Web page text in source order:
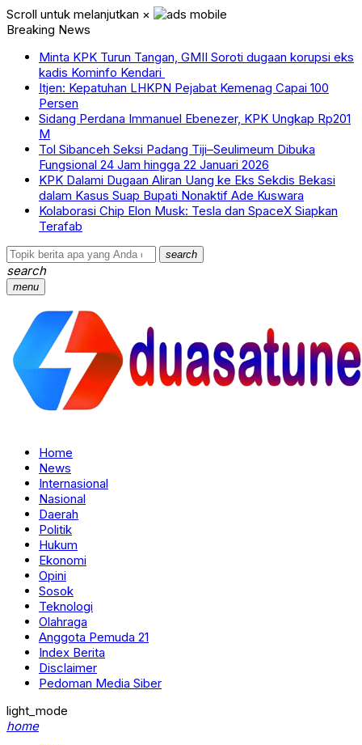
Scroll untuk melanjutkan ×
Breaking News
Minta KPK Turun Tangan, GMII Soroti dugaan korupsi eks
kadis Kominfo Kendari
Itjen: Kepatuhan LHKPN Pejabat Kemenag Capai 100
Persen
Sidang Perdana Immanuel Ebenezer, KPK Ungkap Rp201
M
Tol Sibanceh Seksi Padang Tiji–Seulimeum Dibuka
Fungsional 24 Jam hingga 22 Januari 2026
KPK Dalami Dugaan Aliran Uang ke Eks Sekdis Bekasi
dalam Kasus Suap Bupati Nonaktif Ade Kuswara
Kolaborasi Chip Elon Musk: Tesla dan SpaceX Siapkan
Terafab
search
search
menu
Home
News
Internasional
Nasional
Daerah
Politik
Hukum
Ekonomi
Opini
Sosok
Teknologi
Olahraga
Anggota Pemuda 21
Index Berita
Disclaimer
Pedoman Media Siber
light_mode
home